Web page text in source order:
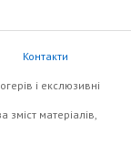
Контакти
i екслюзивнi
зміст матеріалів,